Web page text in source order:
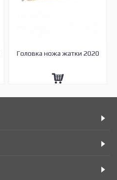
Головка ножа жатки 2020